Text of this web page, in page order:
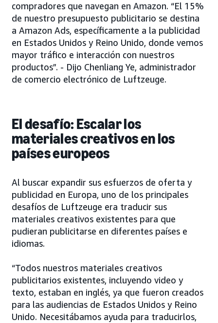
compradores que navegan en Amazon. “El 15%
de nuestro presupuesto publicitario se destina
a Amazon Ads, específicamente a la publicidad
en Estados Unidos y Reino Unido, donde vemos
mayor tráfico e interacción con nuestros
productos”. - Dijo Chenliang Ye, administrador
de comercio electrónico de Luftzeuge.
El desafío: Escalar los
materiales creativos en los
países europeos
Al buscar expandir sus esfuerzos de oferta y
publicidad en Europa, uno de los principales
desafíos de Luftzeuge era traducir sus
materiales creativos existentes para que
pudieran publicitarse en diferentes países e
idiomas.
“Todos nuestros materiales creativos
publicitarios existentes, incluyendo video y
texto, estaban en inglés, ya que fueron creados
para las audiencias de Estados Unidos y Reino
Unido. Necesitábamos ayuda para traducirlos,